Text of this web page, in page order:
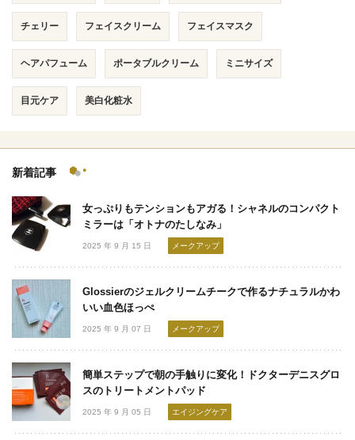
チェリー フェイスクリーム フェイスマスク
ヘアパフューム ポータブルクリーム ミニサイズ
目元ケア 美白化粧水
新着記事
女っぷりもテンションもアガる！シャネルのコンパクト
ミラーは「オトナのたしなみ」
2025 年 9 月 15 日 メークアップ
Glossierのジェルクリームチークで作るナチュラルかわ
いい血色ほっぺ
2025 年 9 月 07 日 メークアップ
簡単ステップで朝の手触りに変化！ドクターデニスグロ
スのトリートメントパッド
2025 年 9 月 05 日 エイジングケア